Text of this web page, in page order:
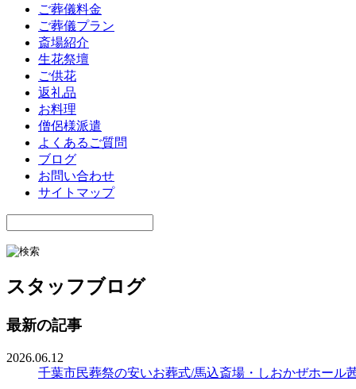
ご葬儀料金
ご葬儀プラン
斎場紹介
生花祭壇
ご供花
返礼品
お料理
僧侶様派遣
よくあるご質問
ブログ
お問い合わせ
サイトマップ
スタッフブログ
最新の記事
2026.06.12
千葉市民葬祭の安いお葬式/馬込斎場・しおかぜホール